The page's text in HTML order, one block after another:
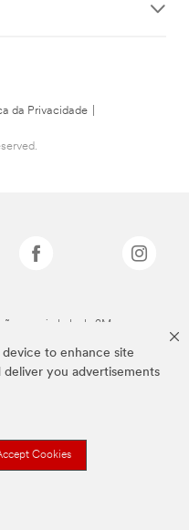
to enhance site
deliver you advertisements
Cookies
da Privacidade
propriedade da 3M.